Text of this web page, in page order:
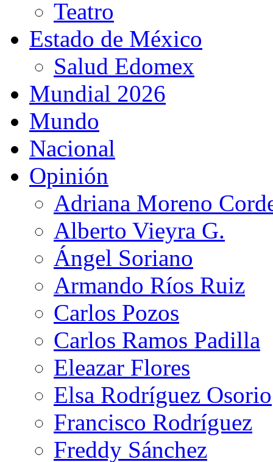
Teatro
Estado de México
Salud Edomex
Mundial 2026
Mundo
Nacional
Opinión
Adriana Moreno
Alberto Vieyra G.
Ángel Soriano
Armando Ríos Ruiz
Carlos Pozos
Carlos Ramos Padilla
Eleazar Flores
Elsa Rodríguez Osorio
Francisco Rodríguez
Freddy Sánchez